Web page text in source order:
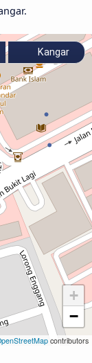
+
−
contributors
Kangar